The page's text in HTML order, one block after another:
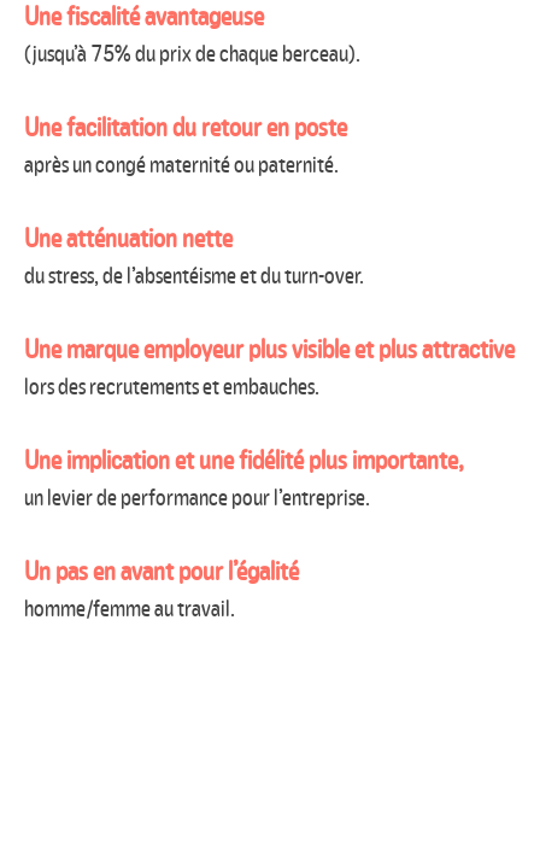
Une fiscalité avantageuse
(jusqu’à 75% du prix de chaque berceau).
Une facilitation du retour en poste
après un congé maternité ou paternité.
Une atténuation nette
du stress, de l’absentéisme et du turn-over.
Une marque employeur plus visible et plus attractive
lors des recrutements et embauches.
Une implication et une fidélité plus importante,
un levier de performance pour l’entreprise.
Un pas en avant pour l’égalité
homme/femme au travail.